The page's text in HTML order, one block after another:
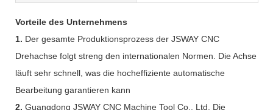
Vorteile des Unternehmens
1. Der gesamte Produktionsprozess der JSWAY CNC
Drehachse folgt streng den internationalen Normen. Die Achse
läuft sehr schnell, was die hocheffiziente automatische
Bearbeitung garantieren kann
2. Guangdong JSWAY CNC Machine Tool Co., Ltd. Die